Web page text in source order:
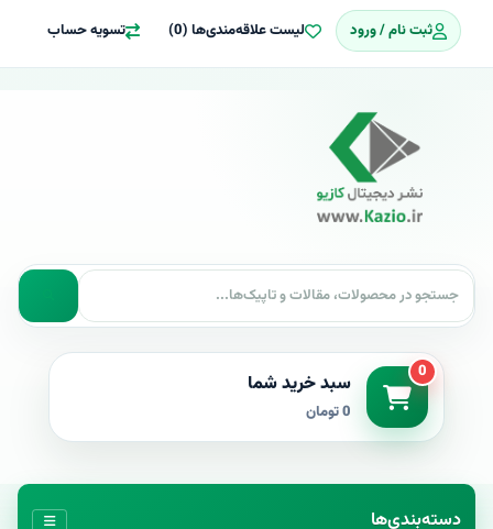
ثبت نام / ورود لیست علاقه‌مندی‌ها (0) تسویه حساب
0 سبد خرید شما
0 تومان
دسته‌بندی‌ها